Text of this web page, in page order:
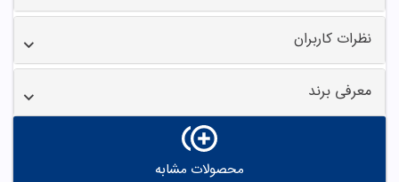
نظرات کاربران
معرفی برند
محصولات مشابه